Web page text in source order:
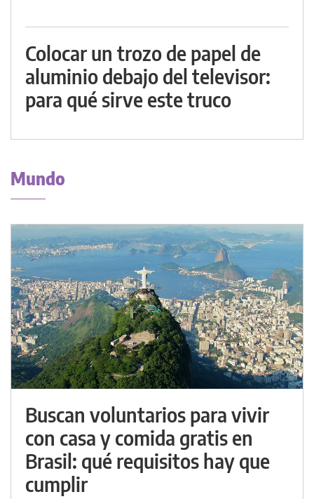
Colocar un trozo de papel de
aluminio debajo del televisor:
para qué sirve este truco
Mundo
Buscan voluntarios para vivir
con casa y comida gratis en
Brasil: qué requisitos hay que
cumplir